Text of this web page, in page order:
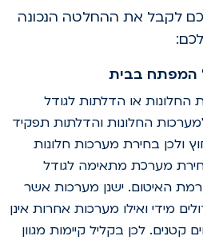
לכם לקבל את ההחלטה הנכונה
או הדלתות לגודל
החלונות והדלתות תפקיד
ולכן בחירת מערכות חלונות
מערכת מתאימה לגודל
האיטום. ישנן מערכות אשר
מידי ואילו מערכות אחרות אינן
לכן בקליל קיימות מגוון